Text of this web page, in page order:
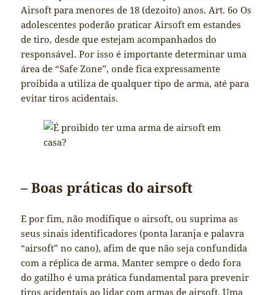
Airsoft para menores de 18 (dezoito) anos. Art. 6o Os
adolescentes poderão praticar Airsoft em estandes
de tiro, desde que estejam acompanhados do
responsável. Por isso é importante determinar uma
área de “Safe Zone”, onde fica expressamente
proibida a utiliza de qualquer tipo de arma, até para
evitar tiros acidentais.
– Boas práticas do airsoft
E por fim, não modifique o airsoft, ou suprima as
seus sinais identificadores (ponta laranja e palavra
“airsoft” no cano), afim de que não seja confundida
com a réplica de arma. Manter sempre o dedo fora
do gatilho é uma prática fundamental para prevenir
tiros acidentais ao lidar com armas de airsoft. Uma